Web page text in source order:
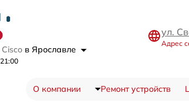
в Ярославле
ул.
Адрес
О компании Ремонт устройств